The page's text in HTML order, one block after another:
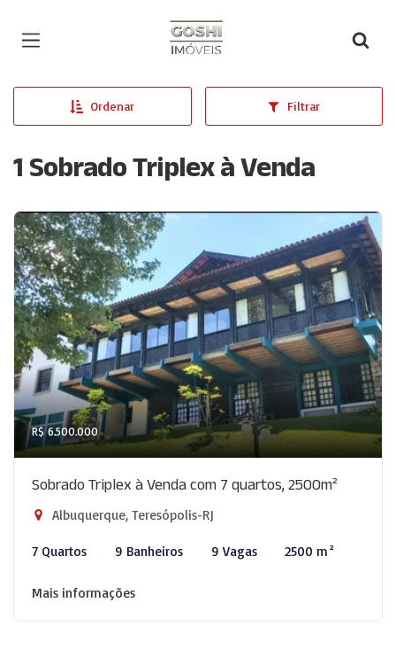
Página inicial
Ordenar Filtrar
1 Sobrado Triplex à Venda
R$ 6.500.000
Sobrado Triplex à Venda com 7 quartos, 2500m²
Albuquerque, Teresópolis-RJ
7 Quartos 9 Banheiros 9 Vagas 2500 m²
Mais informações